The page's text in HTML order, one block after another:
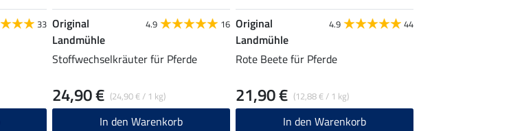
33 Original
Landmühle
4.9 16
Stoffwechselkräuter für Pferde
(24,90 € / 1 kg)
24,90 €
In den Warenkorb
Original
Landmühle
4.9 44
Rote Beete für Pferde
(12,88 € / 1 kg)
21,90 €
In den Warenkorb